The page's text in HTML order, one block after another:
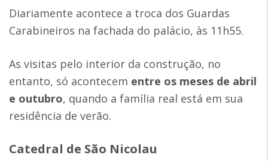
Diariamente acontece a troca dos Guardas
Carabineiros na fachada do palácio, às 11h55.
As visitas pelo interior da construção, no
entanto, só acontecem entre os meses de abril
e outubro, quando a família real está em sua
residência de verão.
Catedral de São Nicolau